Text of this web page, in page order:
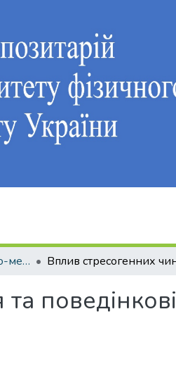
Навчальні, навчально-методичні видання